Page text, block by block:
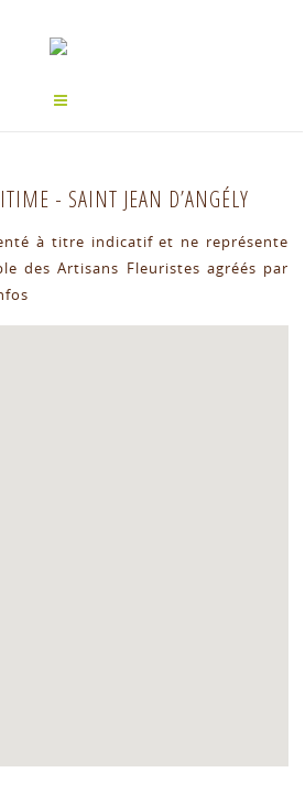
- SAINT JEAN D’ANGÉLY
à titre indicatif et ne représente
des Artisans Fleuristes agréés par